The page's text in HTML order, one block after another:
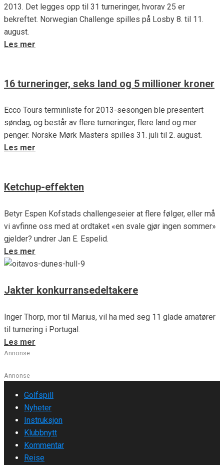
2013. Det legges opp til 31 turneringer, hvorav 25 er
bekreftet. Norwegian Challenge spilles på Losby 8. til 11.
august.
Les mer
16 turneringer, seks land og 5 millioner kroner
Ecco Tours terminliste for 2013-sesongen ble presentert
søndag, og består av flere turneringer, flere land og mer
penger. Norske Mørk Masters spilles 31. juli til 2. august.
Les mer
Ketchup-effekten
Betyr Espen Kofstads challengeseier at flere følger, eller må
vi avfinne oss med at ordtaket «en svale gjør ingen sommer»
gjelder? undrer Jan E. Espelid.
Les mer
Jakter konkurransedeltakere
Inger Thorp, mor til Marius, vil ha med seg 11 glade amatører
til turnering i Portugal.
Les mer
Annonse
Annonse
Golfspill
Nyheter
Instruksjon
Klubbnytt
Kommentar
Reise